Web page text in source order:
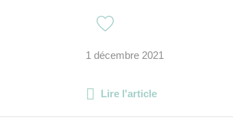
1 décembre 2021
Lire l'article